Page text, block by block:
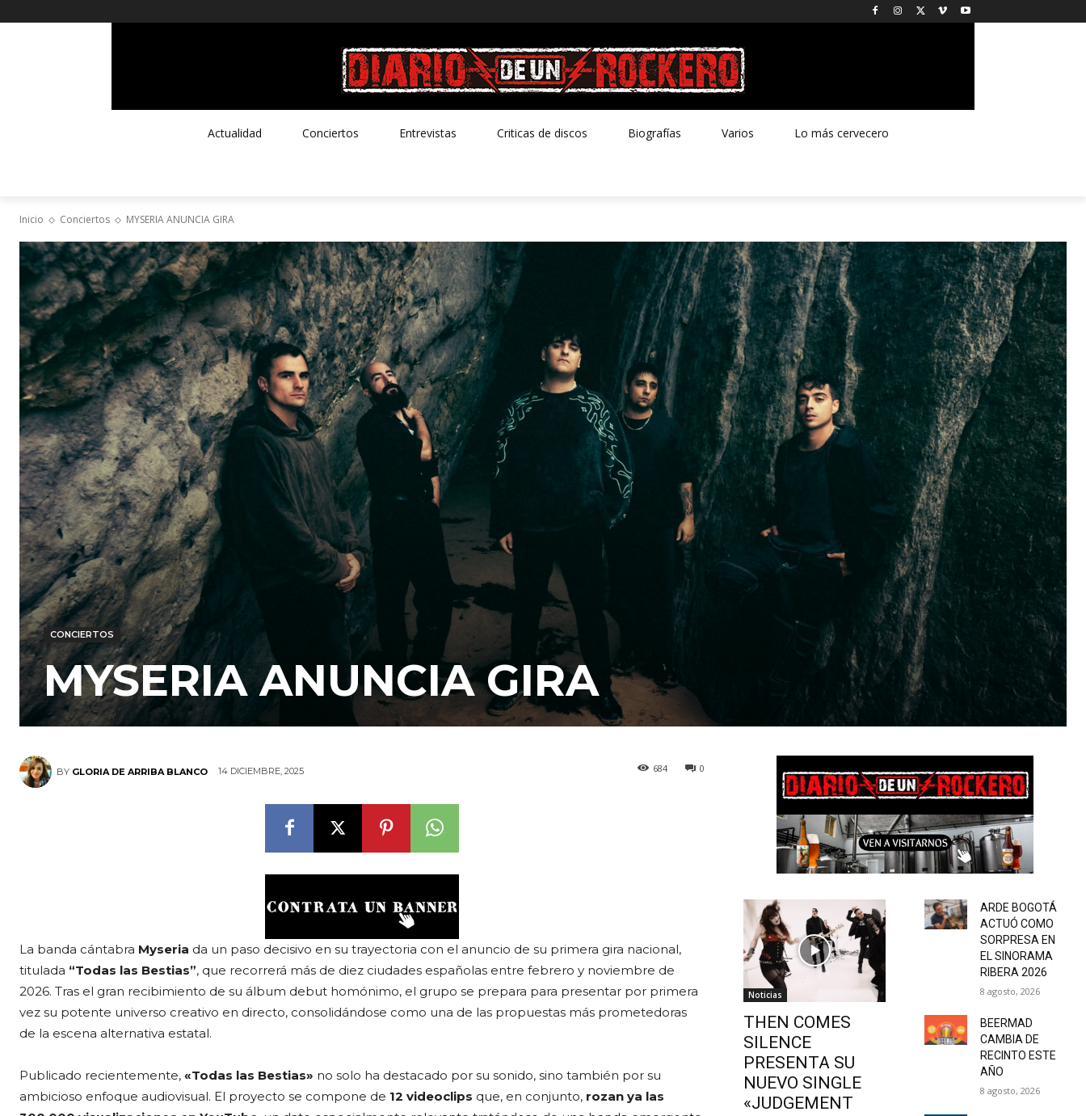
Actualidad Conciertos Entrevistas Criticas de discos Biografías Varios Lo más cervecero
Inicio Conciertos MYSERIA ANUNCIA GIRA
CONCIERTOS
MYSERIA ANUNCIA GIRA
BY GLORIA DE ARRIBA BLANCO 14 DICIEMBRE, 2025 0
684
La banda cántabra Myseria da un paso decisivo en su trayectoria con el anuncio de su primera gira nacional,
titulada “Todas las Bestias”, que recorrerá más de diez ciudades españolas entre febrero y noviembre de
2026. Tras el gran recibimiento de su álbum debut homónimo, el grupo se prepara para presentar por primera
vez su potente universo creativo en directo, consolidándose como una de las propuestas más prometedoras
de la escena alternativa estatal.
Publicado recientemente, «Todas las Bestias» no solo ha destacado por su sonido, sino también por su
ambicioso enfoque audiovisual. El proyecto se compone de 12 videoclips que, en conjunto, rozan ya las
Noticias
THEN COMES
SILENCE
PRESENTA SU
NUEVO SINGLE
«JUDGEMENT
ARDE BOGOTÁ
ACTUÓ COMO
SORPRESA EN
EL SINORAMA
RIBERA 2026
8 agosto, 2026
BEERMAD
CAMBIA DE
RECINTO ESTE
AÑO
8 agosto, 2026